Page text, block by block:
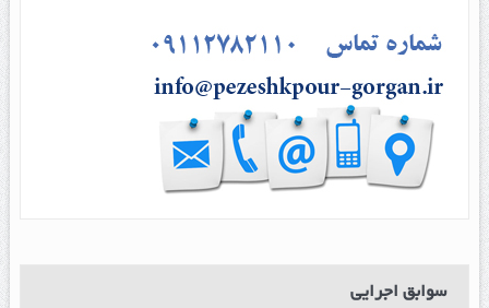
سوابق اجرایی